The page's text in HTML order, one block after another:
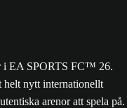
i EA SPORTS FC™ 26.
helt nytt internationellt
arenor att spela på.